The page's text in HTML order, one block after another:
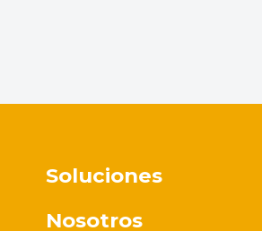
Soluciones
Nosotros